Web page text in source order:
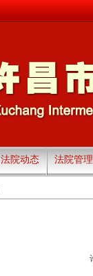
法院动态 法院管理